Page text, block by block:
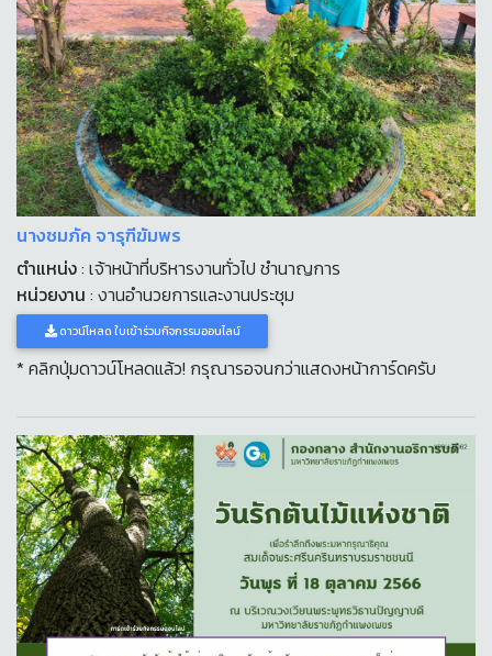
นางชมภัค​ จารุฑีฆัมพร
ตำแหน่ง: เจ้าหน้าที่บริหารงานทั่วไป​ ชำนาญการ
หน่วยงาน : งานอำนวยการและงานประชุม
ดาวน์โหลด ใบเข้าร่วมกิจกรรมออนไลน์
* คลิกปุ่มดาวน์โหลดแล้ว! กรุณารอจนกว่าแสดงหน้าการ์ดครับ